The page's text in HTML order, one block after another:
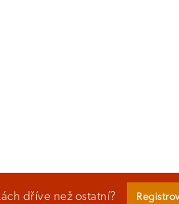
dříve než ostatní?